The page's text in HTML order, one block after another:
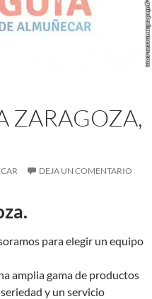
ZARAGOZA,
DEJA UN COMENTARIO
para elegir un equipo
amplia gama de productos
y un servicio